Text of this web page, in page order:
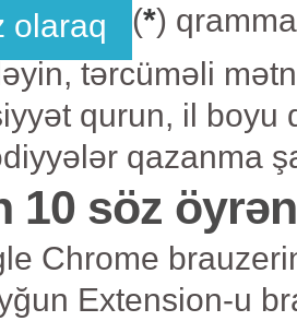
olaraq (*)
tərcüməli
qurun, il boyu
qazanma
10 söz
Chrome
Extension-u